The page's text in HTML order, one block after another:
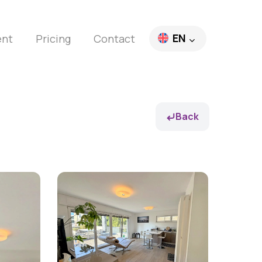
Pricing Contact EN
DEBack